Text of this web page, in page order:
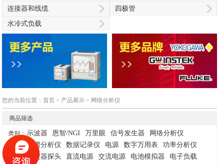
连接器和线缆 四极管
水冷式负载
您的当前位置：首页 > 产品展示 > 网络分析仪
商品筛选
类别： 示波器 恩智/NGI 万里眼 信号发生器
网络分析仪
频谱分析仪
数据记录仪 电源 数字万用表
功率分析仪
示波器探头
直流电源 交流电源 电池模拟器
电子负载